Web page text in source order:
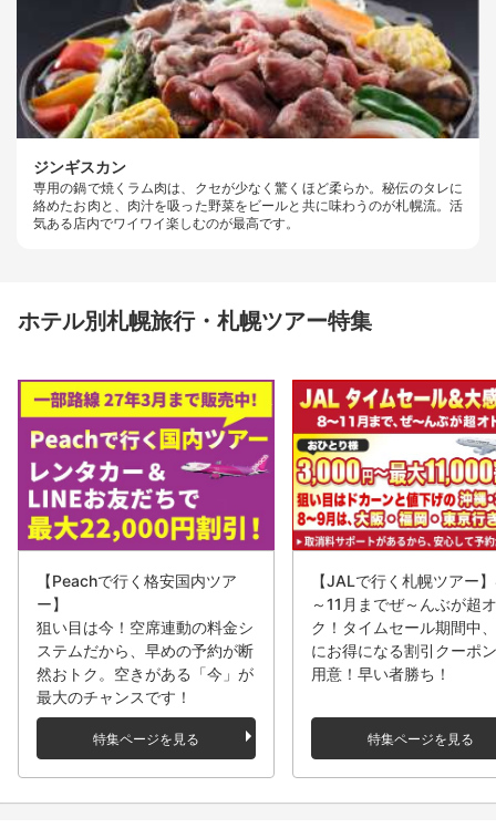
ジンギスカン
専用の鍋で焼くラム肉は、クセが少なく驚くほど柔らか。秘伝のタレに
絡めたお肉と、肉汁を吸った野菜をビールと共に味わうのが札幌流。活
気ある店内でワイワイ楽しむのが最高です。
ホテル別札幌旅行・札幌ツアー特集
【Peachで行く格安国内ツア
ー】
狙い目は今！空席連動の料金シ
ステムだから、早めの予約が断
然おトク。空きがある「今」が
最大のチャンスです！
特集ページを見る
【JALで行く札幌ツアー
～11月までぜ～んぶが超
ク！タイムセール期間中
にお得になる割引クーポ
用意！早い者勝ち！
特集ページを見る